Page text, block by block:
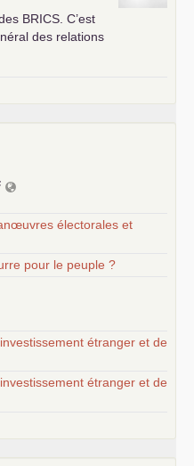
BRICS . C’est
des relations
électorales et
pour le peuple ?
étranger et de
étranger et de